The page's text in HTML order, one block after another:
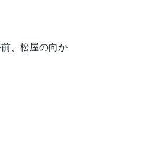
、松屋の向か